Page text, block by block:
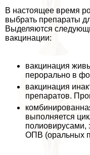
В настоящее время
выбрать препараты
Выделяются
вакцинации:
вакцинация
перopaльно в
вакцинация
препаратов.
выполняется
полиовирусами,
ОПВ (opaльных